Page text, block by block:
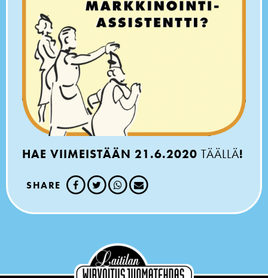
HAE VIIMEISTÄÄN 21.6.2020 TÄÄLLÄ!
SHARE